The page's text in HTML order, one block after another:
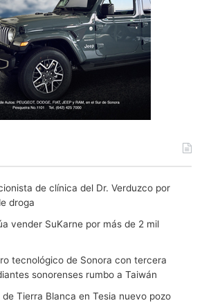
de clínica del Dr. Verduzco por
droga
vender SuKarne por más de 2 mil
tecnológico de Sonora con tercera
sonorenses rumbo a Taiwán
Tierra Blanca en Tesia nuevo pozo